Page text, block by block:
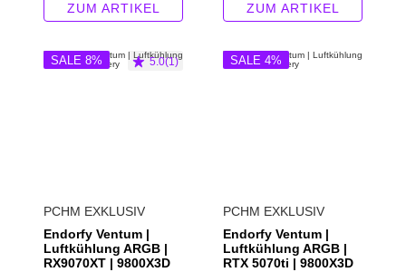
ZUM ARTIKEL ZUM ARTIKEL
SALE 8% 5.0(1)
PCHM EXKLUSIV
Endorfy Ventum |
Luftkühlung ARGB |
RX9070XT | 9800X3D
SALE 4%
PCHM EXKLUSIV
Endorfy Ventum |
Luftkühlung ARGB |
RTX 5070ti | 9800X3D